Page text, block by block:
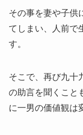
その事を妻や子供
てしまい、人前で
す。
そこで、再び九十
の助言を聞くこと
に一男の価値観は